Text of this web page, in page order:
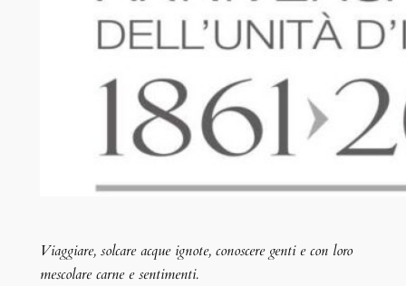
Viaggiare, solcare acque ignote, conoscere genti e con loro
mescolare carne e sentimenti.